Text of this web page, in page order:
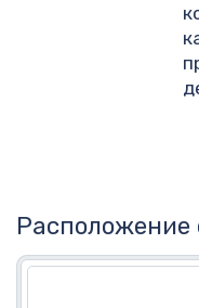
Расположение